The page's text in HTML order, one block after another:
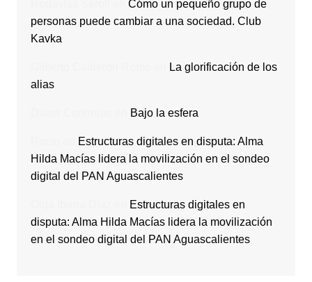
Cómo un pequeño grupo de
personas puede cambiar a una sociedad. Club
Kavka
La glorificación de los
alias
Bajo la esfera
Estructuras digitales en disputa: Alma
Hilda Macías lidera la movilización en el sondeo
digital del PAN Aguascalientes
Estructuras digitales en
disputa: Alma Hilda Macías lidera la movilización
en el sondeo digital del PAN Aguascalientes